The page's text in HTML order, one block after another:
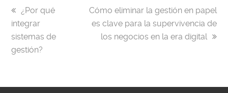
previous
post:
¿Por qué
integrar
sistemas de
gestión?
next
post:
Cómo eliminar la gestión en papel
es clave para la supervivencia de
los negocios en la era digital